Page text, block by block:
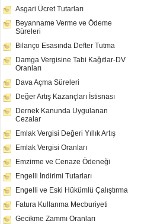
Asgari Ücret Tutarları
Beyanname Verme ve Ödeme
Süreleri
Bilanço Esasında Defter Tutma
Damga Vergisine Tabi Kağıtlar-DV
Oranları
Dava Açma Süreleri
Değer Artış Kazançları İstisnası
Dernek Kanunda Uygulanan
Cezalar
Emlak Vergisi Değeri Yıllık Artış
Emlak Vergisi Oranları
Emzirme ve Cenaze Ödeneği
Engelli İndirimi Tutarları
Engelli ve Eski Hükümlü Çalıştırma
Fatura Kullanma Mecburiyeti
Gecikme Zammı Oranları